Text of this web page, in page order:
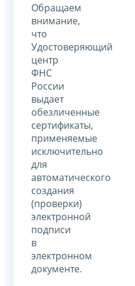
Обращаем
внимание,
что
Удостоверяющий
центр
ФНС
России
выдает
обезличенные
сертификаты,
применяемые
исключительно
для
автоматического
создания
(проверки)
электронной
подписи
в
электронном
документе.